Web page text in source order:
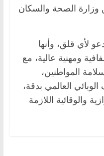
وزارة الصحة والسكان
لأي قلق، وأنها
ومهنية عالية، مع
المواطنين،
العالمي بدقة،
والوقائية اللازمة